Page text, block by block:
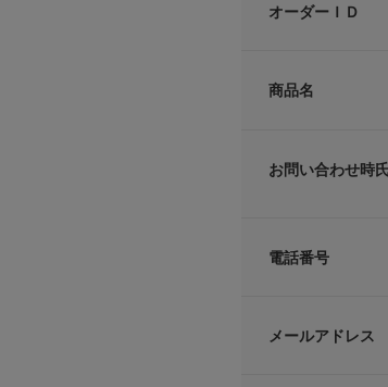
オーダーＩＤ
商品名
お問い合わせ時
電話番号
メールアドレス